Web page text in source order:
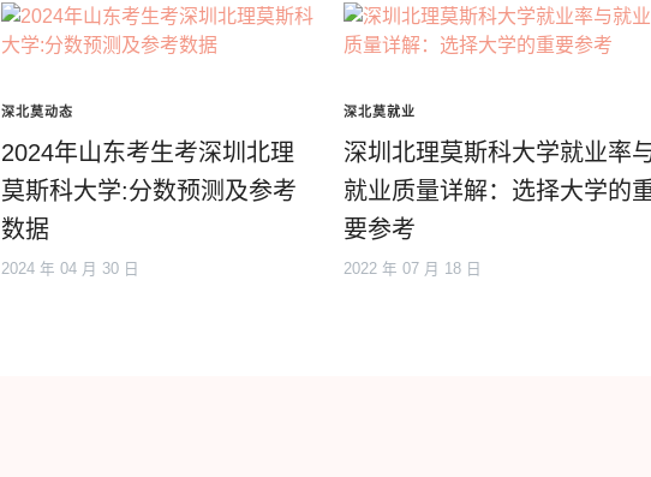
深北莫动态
2024年山东考生考深圳北理
莫斯科大学:分数预测及参考
数据
2024 年 04 月 30 日
深北莫就业
深圳北理莫斯科大学就业率
就业质量详解：选择大学的
要参考
2022 年 07 月 18 日